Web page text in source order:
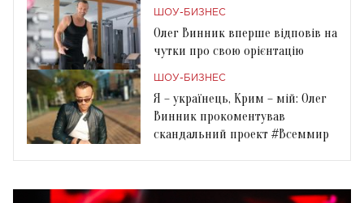
ШОУ-БИЗНЕС
Олег Винник вперше відповів на
чутки про свою орієнтацію
ШОУ-БИЗНЕС
Я – українець, Крим – мій: Олег
Винник прокоментував
скандальний проект #Всеммир